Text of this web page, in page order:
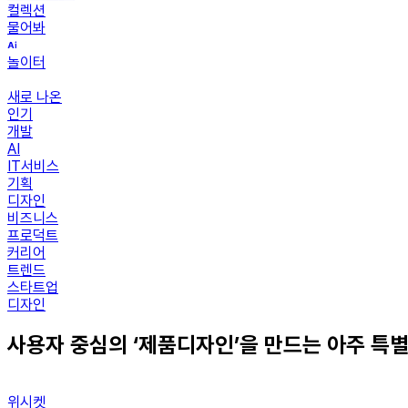
컬렉션
물어봐
놀이터
새로 나온
인기
개발
AI
IT서비스
기획
디자인
비즈니스
프로덕트
커리어
트렌드
스타트업
디자인
사용자 중심의 ‘제품디자인’을 만드는 아주 특
위시켓